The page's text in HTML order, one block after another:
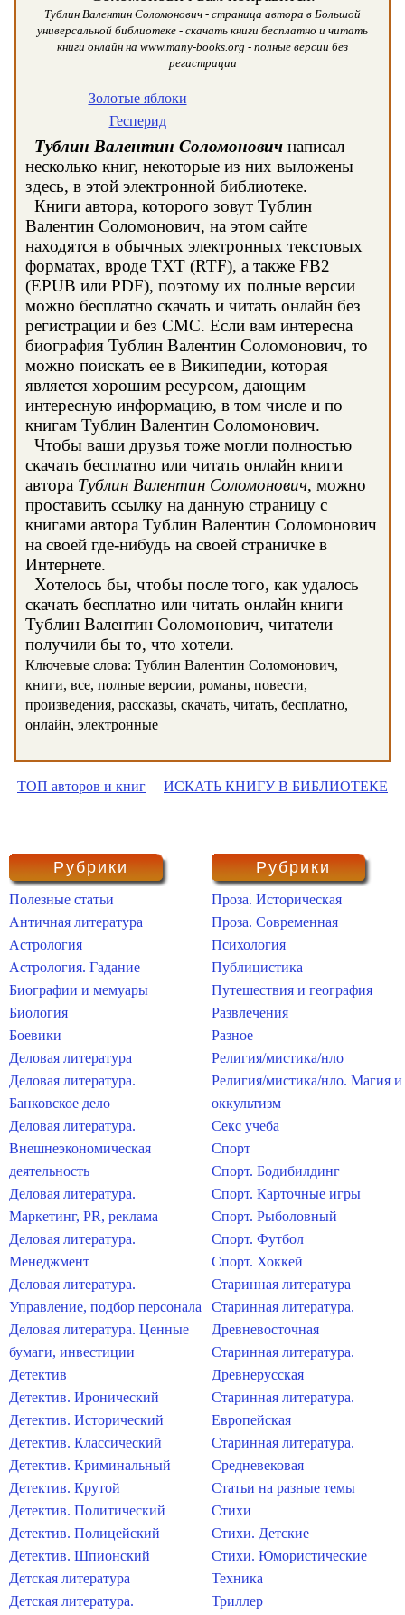
Тублин Валентин Соломонович - страница автора в Большой
универсальной библиотеке - скачать книги бесплатно и читать
книги онлайн на www.many-books.org - полные версии без
регистрации
Золотые яблоки
Гесперид
Тублин Валентин Соломонович написал
несколько книг, некоторые из них выложены
здесь, в этой электронной библиотеке.
Книги автора, которого зовут Тублин
Валентин Соломонович, на этом сайте
находятся в обычных электронных текстовых
форматах, вроде TXT (RTF), а также FB2
(EPUB или PDF), поэтому их полные версии
можно бесплатно скачать и читать онлайн без
регистрации и без СМС. Если вам интересна
биография Тублин Валентин Соломонович, то
можно поискать ее в Википедии, которая
является хорошим ресурсом, дающим
интересную информацию, в том числе и по
книгам Тублин Валентин Соломонович.
Чтобы ваши друзья тоже могли полностью
скачать бесплатно или читать онлайн книги
автора Тублин Валентин Соломонович, можно
проставить ссылку на данную страницу с
книгами автора Тублин Валентин Соломонович
на своей где-нибудь на своей страничке в
Интернете.
Хотелось бы, чтобы после того, как удалось
скачать бесплатно или читать онлайн книги
Тублин Валентин Соломонович, читатели
получили бы то, что хотели.
Ключевые слова: Тублин Валентин Соломонович,
книги, все, полные версии, романы, повести,
произведения, рассказы, скачать, читать, бесплатно,
онлайн, электронные
ТОП авторов и книг ИСКАТЬ КНИГУ В БИБЛИОТЕКЕ
Рубрики
Полезные статьи
Античная литература
Астрология
Астрология. Гадание
Биографии и мемуары
Биология
Боевики
Деловая литература
Деловая литература.
Банковское дело
Деловая литература.
Внешнеэкономическая
деятельность
Деловая литература.
Маркетинг, PR, реклама
Деловая литература.
Менеджмент
Деловая литература.
Управление, подбор персонала
Деловая литература. Ценные
бумаги, инвестиции
Детектив
Детектив. Иронический
Детектив. Исторический
Детектив. Классический
Детектив. Криминальный
Детектив. Крутой
Детектив. Политический
Детектив. Полицейский
Детектив. Шпионский
Детская литература
Детская литература.
Рубрики
Проза. Историческая
Проза. Современная
Психология
Публицистика
Путешествия и география
Развлечения
Разное
Религия/мистика/нло
Религия/мистика/нло. Магия и
оккультизм
Секс учеба
Спорт
Спорт. Бодибилдинг
Спорт. Карточные игры
Спорт. Рыболовный
Спорт. Футбол
Спорт. Хоккей
Старинная литература
Старинная литература.
Древневосточная
Старинная литература.
Древнерусская
Старинная литература.
Европейская
Старинная литература.
Средневековая
Статьи на разные темы
Стихи
Стихи. Детские
Стихи. Юмористические
Техника
Триллер